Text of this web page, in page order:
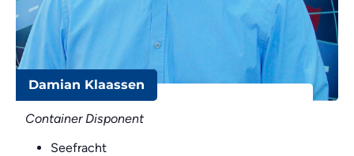
Damian Klaassen
Container Disponent
Seefracht